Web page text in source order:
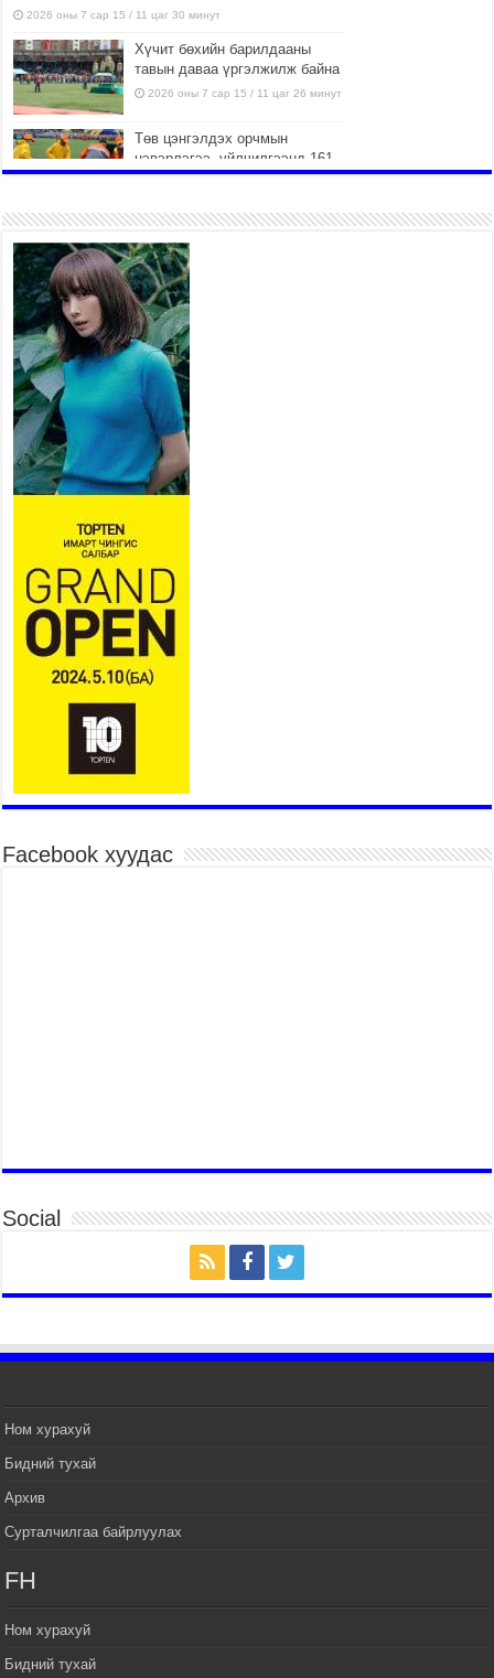
2026 оны 7 сар 15 / 11 цаг 30 минут
Хүчит бөхийн барилдааны
тавын даваа үргэлжилж байна
2026 оны 7 сар 15 / 11 цаг 26 минут
Төв цэнгэлдэх орчмын
цэвэрлэгээ, үйлчилгээнд 161
ажилтан, 27 техниктэй
2026 оны 7 сар 15 / 11 цаг 22 минут
Наадмын амралтын өдрүүдэд
нийслэлийн эрүүл мэндийн
байгууллагууд дараах
хуваарийн дагуу ажиллана
2026 оны 7 сар 15 / 11 цаг 18 минут
Үндэсний их баяр наадам
эхэллээ
2026 оны 7 сар 15 / 11 цаг 14 минут
Үер усны аюулаас сэргийлж, нийслэлийн Онцгой
байдлын газрын 162 алба хаагч үүрэг гүйцэтгэж
2026 оны 7 сар 15 / 11 цаг 07 минут
Үндэсний их сурын харваанд 850 харваач цэц
мэргэнээ сорьж байна
2026 оны 7 сар 15 / 11 цаг 03 минут
Төв цэнгэлдэхийн эргэн тойронд
2026 оны 7 сар 15 / 10 цаг 58 минут
Үндэсний их баяр наадмын шагайн харваа
насанд хүрэгчдийн багийн харваагаар
үргэлжилж байна
2026 оны 7 сар 15 / 10 цаг 52 минут
Үндэсний их баяр наадмын хүчит бөхийн
ТӨРИЙН ДАЛБААНЫ ӨДӨРТ ЗОРИУЛСАН
2026 оны 7 сар 14 / 17 цаг 47 минут
Өв соёлоо тээж яваа уяачдын галаар УИХ-ын
дарга С.Бямбацогт зочлон баяр хүргэв
2026 оны 7 сар 14 / 17 цаг 40 минут
наадмын нээлтэд оролцон, сурын талбай,
шагайн асарт зочиллоо
Монгол Улсын Их Хурлын дарга С.Бямбацогт
2026 оны 7 сар 14 / 17 цаг 09 минут
УИХ-ын дарга С.Бямбацогт БНХАУ-аас Монгол
хүлээн авч уулзав
бараалхав
2026 оны 7 сар 14 / 16 цаг 56 минут
Facebook хуудас
Social
Ном хурахуй
Бидний тухай
Архив
Сурталчилгаа байрлуулах
FH
Ном хурахуй
Бидний тухай